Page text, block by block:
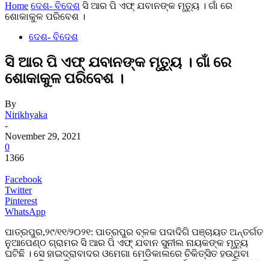
Home ଦେଶ- ବିଦେଶ ସି ଆର ପି ଏଫ୍ ଯବାନଙ୍କ ମୃତ୍ୟୁ । ଗାଁ ରେ
ଶୋକାକୁଳ ପରିବେଶ ।
ଦେଶ- ବିଦେଶ
ସି ଆର ପି ଏଫ୍ ଯବାନଙ୍କ ମୃତ୍ୟୁ । ଗାଁ ରେ
ଶୋକାକୁଳ ପରିବେଶ ।
By
Nirikhyaka
-
November 29, 2021
0
1366
Facebook
Twitter
Pinterest
WhatsApp
ପାତ୍ରପୁର,୨୯/୧୧/୨୦୨୧: ପାତ୍ରପୁର ବ୍ଳକ ପଦାଦିଗି ପଞ୍ଚାୟତ ଅନ୍ତର୍ଗତ
ନୁଆପେଣ୍ଠ ଗ୍ରାମର ସି ଆର ପି ଏଫ୍ ଯବାନ ସୁନୀଲ ନାୟକଙ୍କ ମୃତ୍ୟୁ
ଘଟିଛି । ସେ ହାଇଦ୍ରାବାଦର ଓମେଗା ମେଡିକାଲରେ ଚିକିତ୍ସିତ ହଉଥିବା